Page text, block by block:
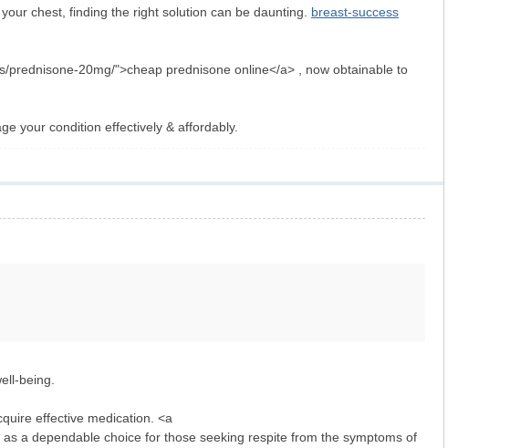
chest, finding the right solution can be daunting. breast-success
20mg/">cheap prednisone online</a> , now obtainable to
your condition effectively & affordably.
being.
effective medication. <a
a dependable choice for those seeking respite from the symptoms of